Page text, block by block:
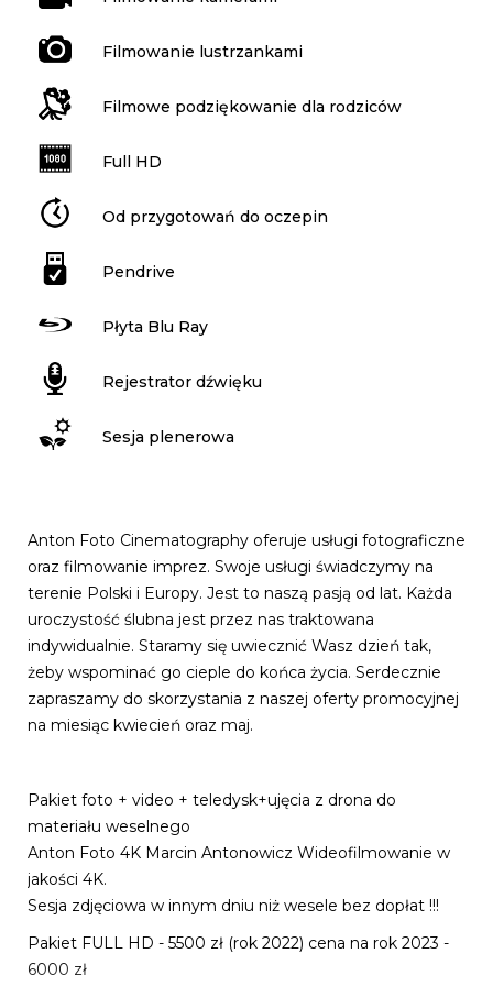
Filmowanie lustrzankami
Filmowe podziękowanie dla rodziców
Full HD
Od przygotowań do oczepin
Pendrive
Płyta Blu Ray
Rejestrator dźwięku
Sesja plenerowa
Anton Foto Cinematography oferuje usługi fotograficzne
oraz filmowanie imprez. Swoje usługi świadczymy na
terenie Polski i Europy. Jest to naszą pasją od lat. Każda
uroczystość ślubna jest przez nas traktowana
indywidualnie. Staramy się uwiecznić Wasz dzień tak,
żeby wspominać go cieple do końca życia. Serdecznie
zapraszamy do skorzystania z naszej oferty promocyjnej
na miesiąc kwiecień oraz maj.
Pakiet foto + video + teledysk+ujęcia z drona do
materiału weselnego
Anton Foto 4K Marcin Antonowicz Wideofilmowanie w
jakości 4K.
Sesja zdjęciowa w innym dniu niż wesele bez dopłat !!!
Pakiet FULL HD - 5500 zł (rok 2022) cena na rok 2023 -
6000 zł